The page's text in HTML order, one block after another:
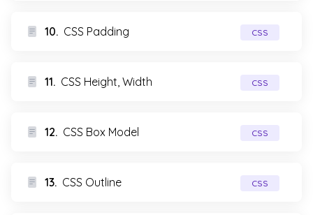
10. CSS Padding CSS
11. CSS Height, Width CSS
12. CSS Box Model CSS
13. CSS Outline CSS